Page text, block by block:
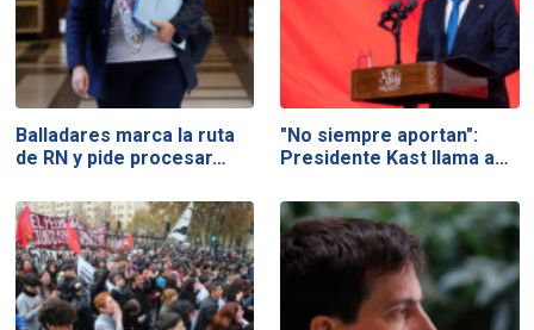
Balladares marca la ruta
de RN y pide procesar…
"No siempre aportan":
Presidente Kast llama a…